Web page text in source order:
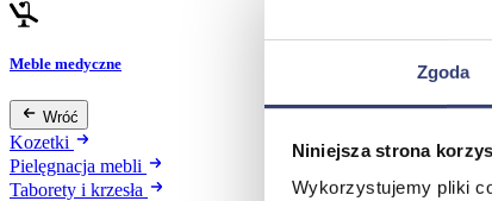
Zgoda
Niniejsza strona
Wykorzystujemy pliki
Meble medyczne
Wróć
Kozetki
Pielęgnacja mebli
Taborety i krzesła